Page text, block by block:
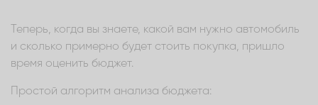
Теперь, когда вы знаете, какой вам нужно автомобиль
и сколько примерно будет стоить покупка, пришло
время оценить бюджет.
Простой алгоритм анализа бюджета: